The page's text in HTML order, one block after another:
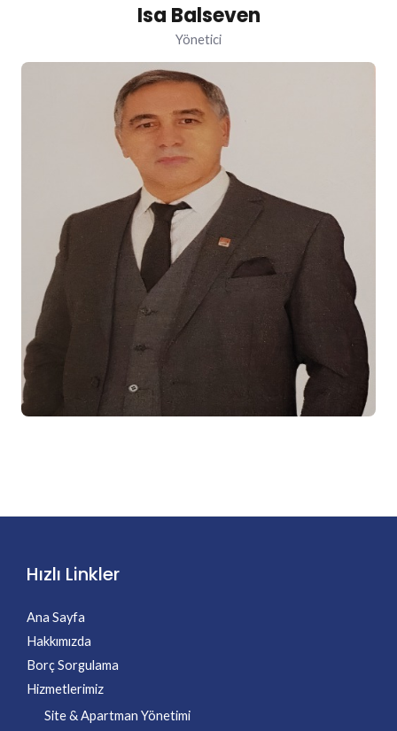
Isa Balseven
Yönetici
Hızlı Linkler
Ana Sayfa
Hakkımızda
Borç Sorgulama
Hizmetlerimiz
Site & Apartman Yönetimi